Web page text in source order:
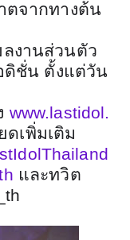
ตจากทางต้น
ลงานส่วนตัว
ดิชั่น ตั้งแต่วัน
www.lastidol.
ดเพิ่มเติม
และทวิต